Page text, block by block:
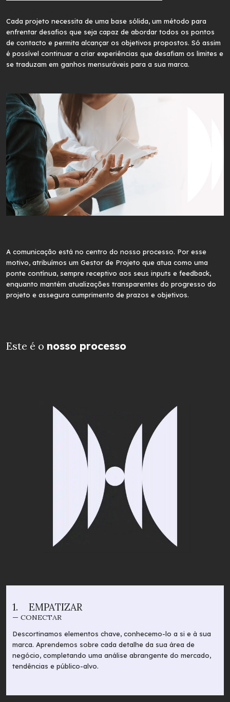
Cada projeto necessita de uma base sólida, um método para
enfrentar desafios que seja capaz de abordar todos os pontos
de contacto e permita alcançar os objetivos propostos. Só assim
é possível continuar a criar experiências que desafiam os limites e
se traduzam em ganhos mensuráveis para a sua marca.
A comunicação está no centro do nosso processo. Por esse
motivo, atribuímos um Gestor de Projeto que atua como uma
ponte contínua, sempre receptivo aos seus inputs e feedback,
enquanto mantém atualizações transparentes do progresso do
projeto e assegura cumprimento de prazos e objetivos.
Este é o nosso processo
1. EMPATIZAR
— CONECTAR
Descortinamos elementos chave, conhecemo-lo a si e à sua
marca. Aprendemos sobre cada detalhe da sua área de
negócio, completando uma análise abrangente do mercado,
tendências e público-alvo.